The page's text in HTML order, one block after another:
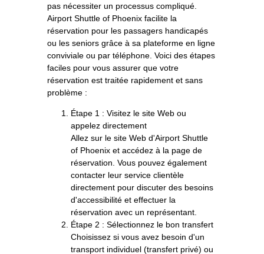
pas nécessiter un processus compliqué.
Airport Shuttle of Phoenix facilite la
réservation pour les passagers handicapés
ou les seniors grâce à sa plateforme en ligne
conviviale ou par téléphone. Voici des étapes
faciles pour vous assurer que votre
réservation est traitée rapidement et sans
problème :
Étape 1 : Visitez le site Web ou
appelez directement
Allez sur le site Web d'Airport Shuttle
of Phoenix et accédez à la page de
réservation. Vous pouvez également
contacter leur service clientèle
directement pour discuter des besoins
d'accessibilité et effectuer la
réservation avec un représentant.
Étape 2 : Sélectionnez le bon transfert
Choisissez si vous avez besoin d'un
transport individuel (transfert privé) ou